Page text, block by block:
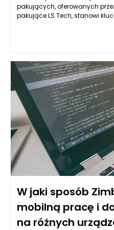
pakujących, oferowanych
pakujące LS Tech, stanowi
warunków, takich jak zmiany
pakowanych czy różnice w
podejście nie tylko eliminuje
ogranicza straty materiałowe
przypadku zmian w
automatyczne korekty
stabilności i jakości procesu
większej satysfakcji klientów
na rynku.
W jaki sposób
mobilną pracę i
na różnych